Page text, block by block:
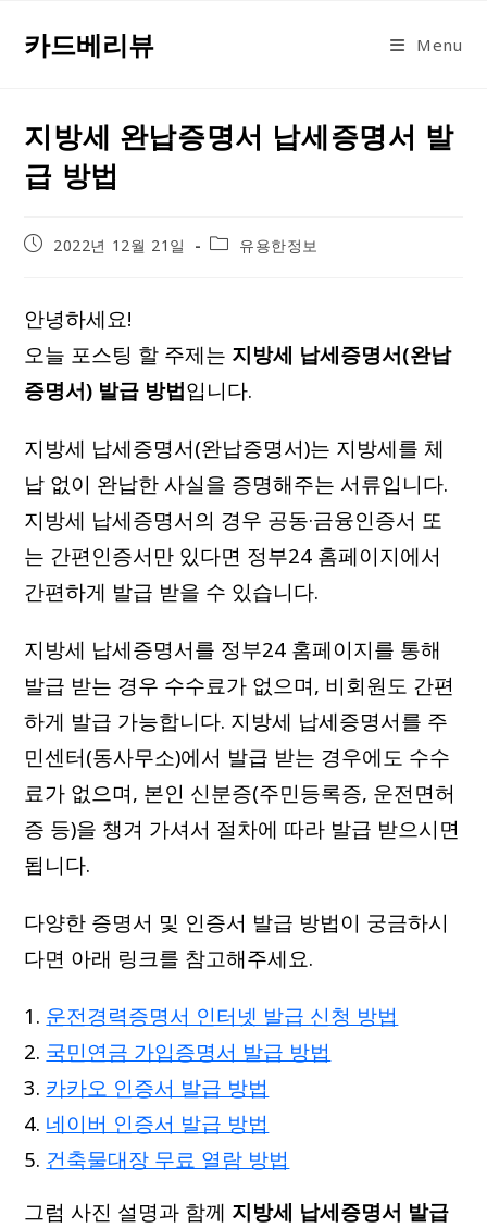
카드베리뷰 Menu
지방세 완납증명서 납세증명서 발
급 방법
Post2022년 12월 21일
Post유용한정보
안녕하세요!
오늘 포스팅 할 주제는 지방세 납세증명서(완납
증명서) 발급 방법입니다.
지방세 납세증명서(완납증명서)는 지방세를 체
납 없이 완납한 사실을 증명해주는 서류입니다.
지방세 납세증명서의 경우 공동·금융인증서 또
는 간편인증서만 있다면 정부24 홈페이지에서
간편하게 발급 받을 수 있습니다.
지방세 납세증명서를 정부24 홈페이지를 통해
발급 받는 경우 수수료가 없으며, 비회원도 간편
하게 발급 가능합니다. 지방세 납세증명서를 주
민센터(동사무소)에서 발급 받는 경우에도 수수
료가 없으며, 본인 신분증(주민등록증, 운전면허
증 등)을 챙겨 가셔서 절차에 따라 발급 받으시면
됩니다.
다양한 증명서 및 인증서 발급 방법이 궁금하시
다면 아래 링크를 참고해주세요.
운전경력증명서 인터넷 발급 신청 방법
국민연금 가입증명서 발급 방법
카카오 인증서 발급 방법
네이버 인증서 발급 방법
건축물대장 무료 열람 방법
그럼 사진 설명과 함께 지방세 납세증명서 발급